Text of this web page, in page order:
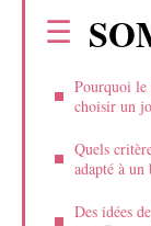
Pourquoi le
choisir un
Quels
adapté à un
Des idées